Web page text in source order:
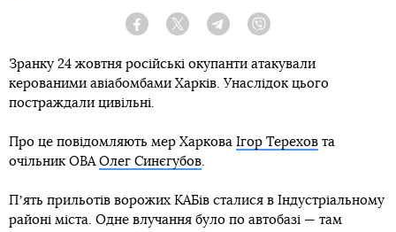
Facebook Twitter Telegram
Зранку 24 жовтня російські окупанти атакували
керованими авіабомбами Харків. Унаслідок цього
постраждали цивільні.
Про це повідомляють мер Харкова Ігор Терехов та
очільник ОВА Олег Синєгубов.
Пʼять прильотів ворожих КАБів сталися в Індустріальному
районі міста. Одне влучання було по автобазі — там